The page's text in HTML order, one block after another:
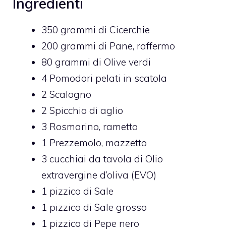
350 grammi di Cicerchie
200 grammi di Pane, raffermo
80 grammi di Olive verdi
4 Pomodori pelati in scatola
2 Scalogno
2 Spicchio di aglio
3 Rosmarino, rametto
1 Prezzemolo, mazzetto
3 cucchiai da tavola di Olio
extravergine d’oliva (EVO)
1 pizzico di Sale
1 pizzico di Sale grosso
1 pizzico di Pepe nero